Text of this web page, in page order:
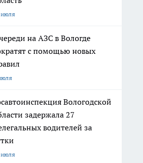
июля
на АЗС в Вологде
с помощью новых
Вологодской
задержала 27
водителей за
июля